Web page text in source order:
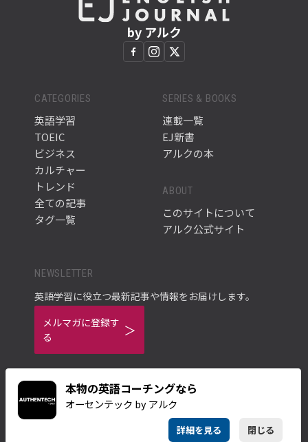
本物の英語コーチングなら
オーセンテック by アルク
詳細を見る 閉じる
by アルク
CATEGORIES
英語学習
TOEIC
ビジネス
カルチャー
トレンド
全ての記事
タグ一覧
SERIES & BOOKS
連載一覧
EJ新書
アルクの本
ABOUT
このサイトについて
アルク公式サイト
NEWSLETTER
英語学習に役立つ最新記事や情報をお届けします。
メルマガに登録す
る
ご利用規約
プライバシーポリシー